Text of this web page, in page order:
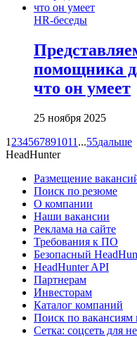
HR-беседы
помощника
что он умеет
25 ноября 2025
1 234567891011 ...55дальше
HeadHunter
Размещение
Поиск по резюме
О компании
Наши вакансии
Реклама на сайте
Требования к ПО
Безопасный
HeadHunter API
Партнерам
Инвесторам
Каталог компаний
Поиск по вакансиям
Сетка: соцсеть для